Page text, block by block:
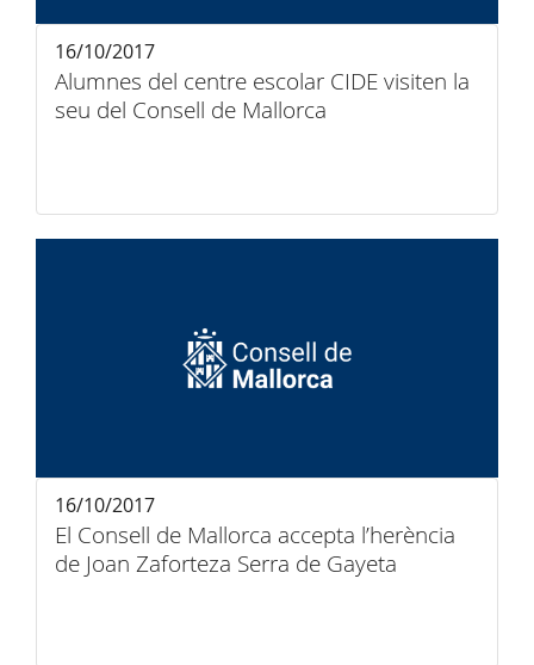
Alumnes del centre escolar CIDE visiten la
seu del Consell de Mallorca
16/10/2017
El Consell de Mallorca accepta l’herència
de Joan Zaforteza Serra de Gayeta
16/10/2017